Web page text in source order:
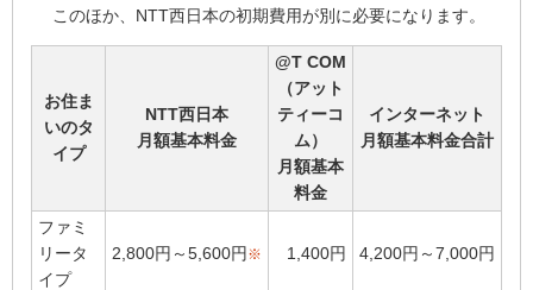
このほか、NTT西日本の初期費用が別に必要になります。
お住ま
いのタ
イプ
NTT西日本
月額基本料金
@T COM
（アット
ティーコ
ム）
月額基本
料金
インターネット
月額基本料金合計
ファミ
リータ
イプ
2,800円～5,600円 ※ 1,400円 4,200円～7,000円